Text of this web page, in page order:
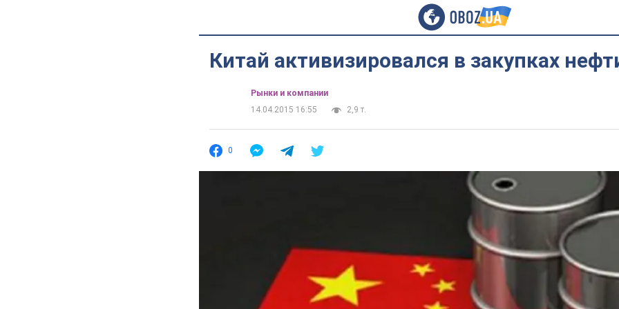
Китай активизировался в закупках
Рынки и компании
14.04.2015 16:55
2,9 т.
0